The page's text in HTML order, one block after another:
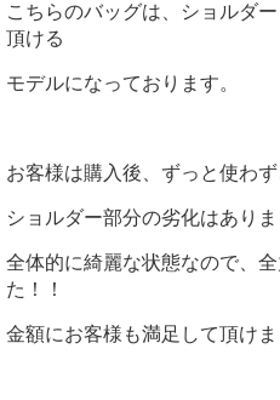
こちらのバッグは、ショルダ
頂ける
モデルになっております。
お客様は購入後、ずっと使わ
ショルダー部分の劣化はありま
全体的に綺麗な状態なので、
た！！
金額にお客様も満足して頂けま